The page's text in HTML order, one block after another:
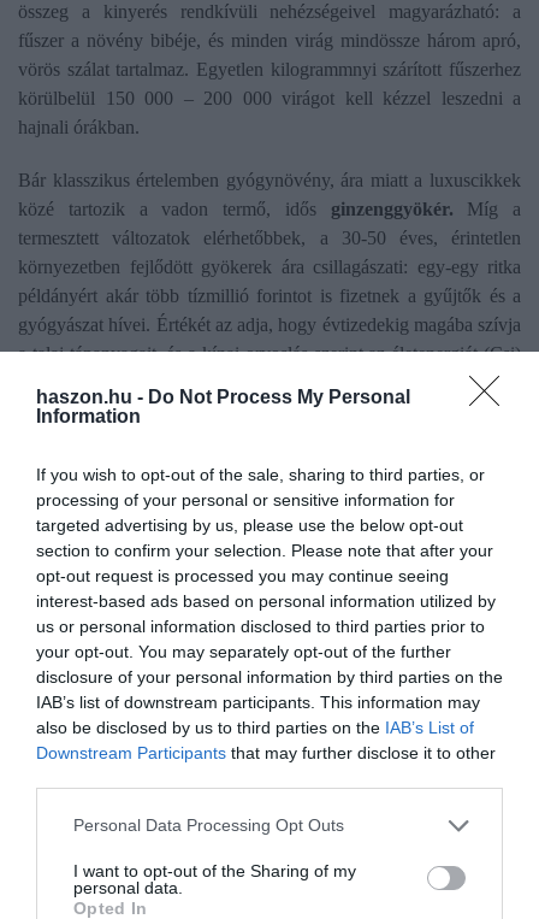
haszon.hu - Do Not Process My Personal
Information
If you wish to opt-out of the sale, sharing to third parties, or
processing of your personal or sensitive information for
targeted advertising by us, please use the below opt-out
section to confirm your selection. Please note that after your
opt-out request is processed you may continue seeing
interest-based ads based on personal information utilized by
us or personal information disclosed to third parties prior to
your opt-out. You may separately opt-out of the further
disclosure of your personal information by third parties on the
IAB’s list of downstream participants. This information may
also be disclosed by us to third parties on the IAB’s List of
Downstream Participants that may further disclose it to other
Please note that this website/app uses one or more Google
not limited to your visit or usage behaviour. You may click to
grant or deny consent to Google and its third-party tags to
Personal Data Processing Opt Outs
I want to opt-out of the Sharing of my
personal data.
Opted In
összeg a kinyerés rendkívüli nehézségeivel magyarázható: a
fűszer a növény bibéje, és minden virág mindössze három apró,
vörös szálat tartalmaz. Egyetlen kilogrammnyi szárított fűszerhez
körülbelül 150 000 – 200 000 virágot kell kézzel leszedni a
hajnali órákban.
Bár klasszikus értelemben gyógynövény, ára miatt a luxuscikkek
közé tartozik a vadon termő, idősginzenggyökér. Míg a
termesztett változatok elérhetőbbek, a 30-50 éves, érintetlen
környezetben fejlődött gyökerek ára csillagászati: egy-egy ritka
példányért akár több tízmillió forintot is fizetnek a gyűjtők és a
gyógyászat hívei. Értékét az adja, hogy évtizedekig magába szívja
a talaj tápanyagait, és a kínai orvoslás szerint az életenergiát (Csi)
termése. Mivel Madagaszkáron minden egyes virágot emberi
kézzel kell megtermékenyíteni, ára kilónként több százezer forint.
Hasonlóan értékes a kardamom is. Betakarítása kizárólag kézzel
történhet, mivel a termések nem egyszerre érnek be, és csak a
pontosan érett állapotban leszedett kapszulák őrzik meg
jellegzetes, citrusos aromájukat.
Ezek a fűszerek nem véletlenül kerülnek vagyonokba: minden
csipetnyi aromában több száz munkaóra és a természet iránti
alázat rejlik, amit semmilyen mesterséges pótlék nem adhat vissza.
gyógynövénye